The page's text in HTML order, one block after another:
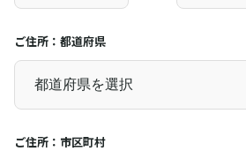
ご住所：都道府県
ご住所：市区町村